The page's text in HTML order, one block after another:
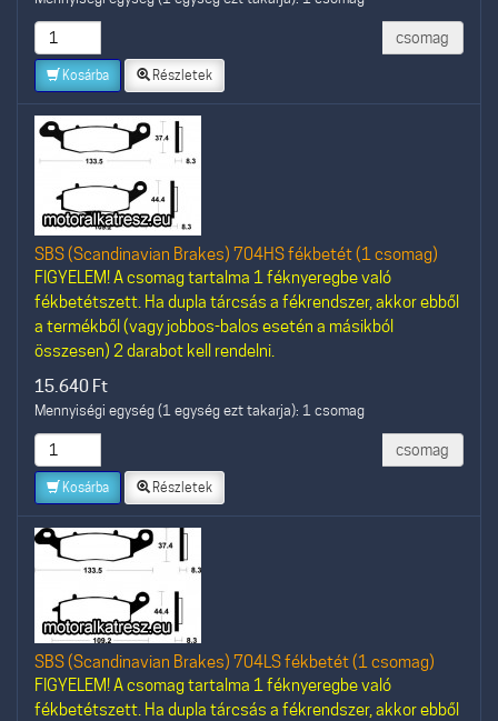
csomag
Kosárba Részletek
SBS (Scandinavian Brakes) 704HS fékbetét (1 csomag)
FIGYELEM! A csomag tartalma 1 féknyeregbe való
fékbetétszett. Ha dupla tárcsás a fékrendszer, akkor ebből
a termékből (vagy jobbos-balos esetén a másikból
összesen) 2 darabot kell rendelni.
15.640 Ft
Mennyiségi egység (1 egység ezt takarja): 1 csomag
csomag
Kosárba Részletek
SBS (Scandinavian Brakes) 704LS fékbetét (1 csomag)
FIGYELEM! A csomag tartalma 1 féknyeregbe való
fékbetétszett. Ha dupla tárcsás a fékrendszer, akkor ebből